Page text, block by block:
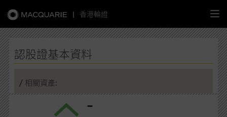
| 香港輪證
認股證基本資料
/ 相關資產:
-